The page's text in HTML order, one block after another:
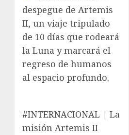
despegue de Artemis
II, un viaje tripulado
de 10 días que rodeará
la Luna y marcará el
regreso de humanos
al espacio profundo.
#INTERNACIONAL | La
misión Artemis II